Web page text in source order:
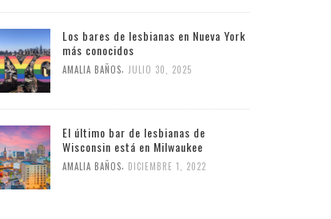
Los bares de lesbianas en Nueva York
más conocidos
AMALIA BAÑOS JULIO 30, 2025
El último bar de lesbianas de
Wisconsin está en Milwaukee
AMALIA BAÑOS DICIEMBRE 1, 2022